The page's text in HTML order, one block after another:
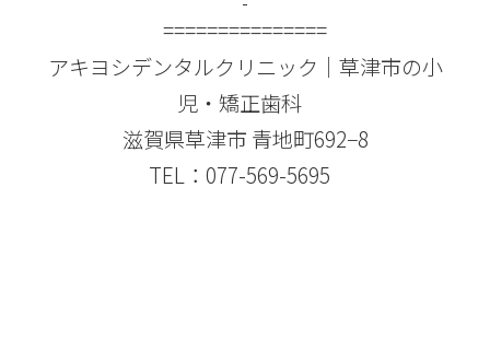
===============
アキヨシデンタルクリニック｜草津市の小
児・矯正歯科
滋賀県草津市 青地町692−8
TEL：077-569-5695